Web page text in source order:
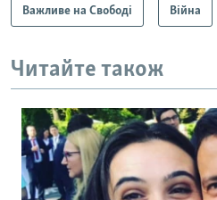
Важливе на Свободі Війна
Читайте також